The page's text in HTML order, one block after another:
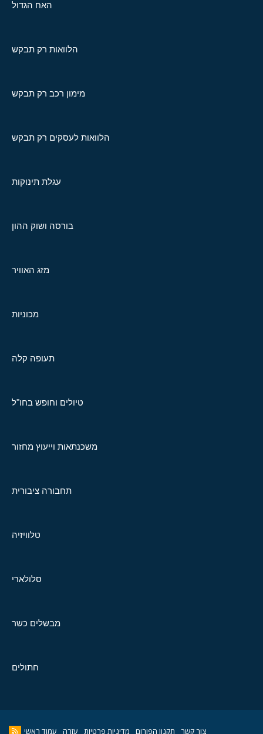
האח הגדול
הלוואות רק תבקש
מימון רכב רק תבקש
הלוואות לעסקים רק תבקש
עגלת תינוקות
בורסה ושוק ההון
מזג האוויר
מכוניות
תעופה קלה
טיולים וחופש בחו"ל
משכנתאות וייעוץ מחזור
תחבורה ציבורית
טלוויזיה
סלולארי
מבשלים כשר
חתולים
צור קשר תקנון הפורום מדיניות פרטיות עזרה עמוד ראשי